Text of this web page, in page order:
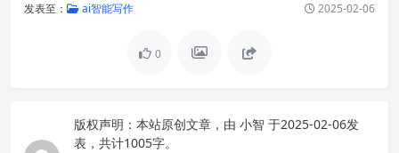
发表至： ai智能写作 2025-02-06
0
版权声明： 本站原创文章，由 小智 于2025-02-06发
表，共计1005字。